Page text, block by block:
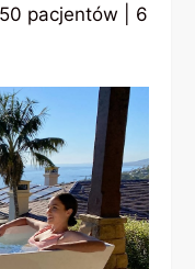
pacjentów | 6